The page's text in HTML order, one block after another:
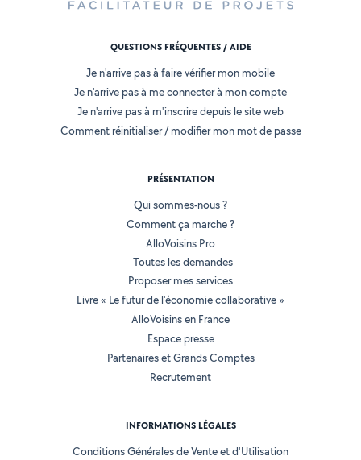
QUESTIONS FRÉQUENTES / AIDE
Je n'arrive pas à faire vérifier mon mobile
Je n'arrive pas à me connecter à mon compte
Je n'arrive pas à m'inscrire depuis le site web
Comment réinitialiser / modifier mon mot de passe
PRÉSENTATION
Qui sommes-nous ?
Comment ça marche ?
AlloVoisins Pro
Toutes les demandes
Proposer mes services
Livre « Le futur de l'économie collaborative »
AlloVoisins en France
Espace presse
Partenaires et Grands Comptes
Recrutement
INFORMATIONS LÉGALES
Conditions Générales de Vente et d'Utilisation